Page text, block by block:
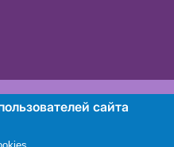
сайта